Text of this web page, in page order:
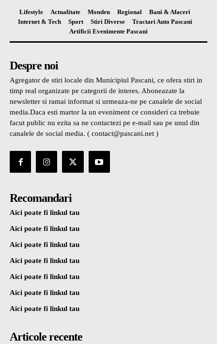
Lifestyle Actualitate Monden Regional
Bani & Afaceri
Internet & Tech
Sport Stiri Diverse
Tractari Auto Pascani
Artificii Evenimente Pascani
Despre noi
Agregator de stiri locale din Municipiul Pascani, ce ofera stiri in
timp real organizate pe categorii de interes. Aboneazate la
newsletter si ramai informat si urmeaza-ne pe canalele de social
media.Daca esti martor la un eveniment ce consideri ca trebuie
facut public nu ezita sa ne contactezi pe e-mail sau pe unul din
canalele de social media. ( contact@pascani.net )
Recomandari
Aici poate fi linkul tau
Aici poate fi linkul tau
Aici poate fi linkul tau
Aici poate fi linkul tau
Aici poate fi linkul tau
Aici poate fi linkul tau
Aici poate fi linkul tau
Articole recente